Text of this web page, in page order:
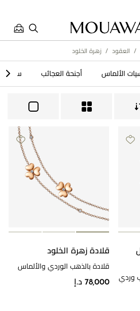
/ العقود / زهرة الخلود​
الألماس أجنحة العجائب >
وردي
قلادة زهرة الخلود
قلادة بالذهب الوردي والألماس
78,000 د.إ
مساعدتك؟ الرجاء تحديد أحد
تحدث معنا
العثور على متجر
مراجعة طلبك